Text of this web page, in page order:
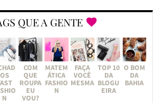
QUE A GENTE
OS
N
COM
QUE
ROUPA
EU
VOU?
MATEM
ÁTICA
FASHIO
N
FAÇA
VOCÊ
MESMA
TOP 10
DA
BLOGU
EIRA
O BOM
DA
BAHIA